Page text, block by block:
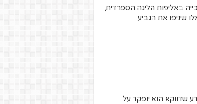
באליפות הליגה הספרדית,
שיניפו את הגביע.
שדווקא הוא יופקד על